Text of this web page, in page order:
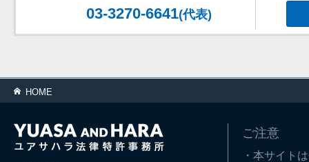
03-3270-6641(代表)
HOME
ご注意
・本サイト